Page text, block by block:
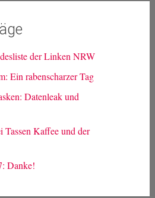
der Linken NRW
Ein rabenscharzer Tag
Datenleak und
Kaffee und der
Danke!